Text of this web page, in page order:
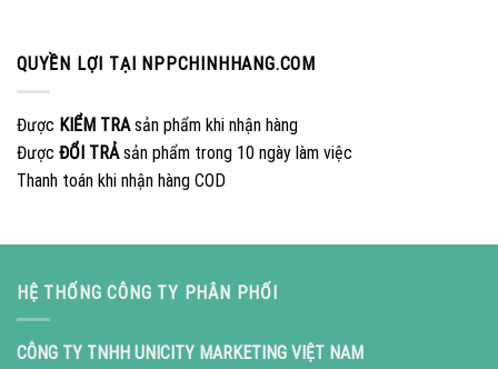
QUYỀN LỢI TẠI NPPCHINHHANG.COM
Được KIỂM TRAsản phẩm khi nhận hàng
Được ĐỔI TRẢsản phẩm trong 10 ngày làm việc
Thanh toán khi nhận hàng COD
HỆ THỐNG CÔNG TY PHÂN PHỐI
CÔNG TY TNHH UNICITY MARKETING VIỆT NAM